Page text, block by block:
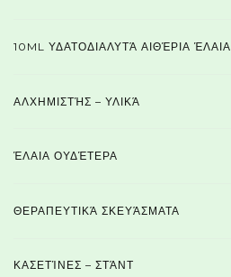
10ML ΥΔΑΤΟΔΙΑΛΥΤΆ ΑΙΘΈΡΙΑ ΈΛΑΙΑ
ΑΛΧΗΜΙΣΤΉΣ – ΥΛΙΚΆ
ΈΛΑΙΑ ΟΥΔΈΤΕΡΑ
ΘΕΡΑΠΕΥΤΙΚΆ ΣΚΕΥΆΣΜΑΤΑ
ΚΑΣΕΤΊΝΕΣ – ΣΤΆΝΤ